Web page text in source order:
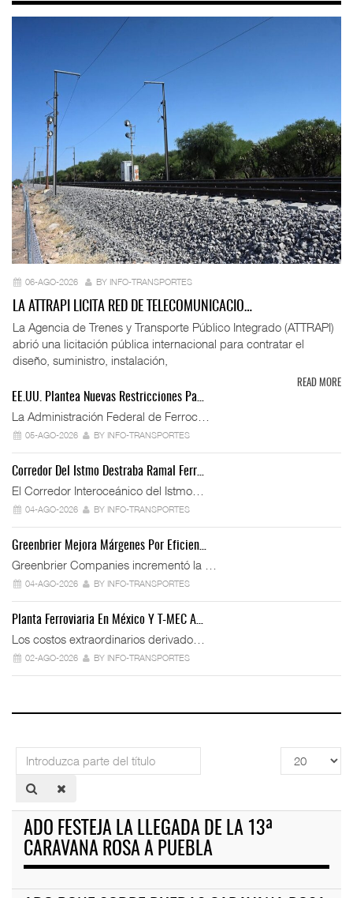
06-AGO-2026 BY INFO-TRANSPORTES
LA ATTRAPI LICITA RED DE TELECOMUNICACIO…
La Agencia de Trenes y Transporte Público Integrado (ATTRAPI)
abrió una licitación pública internacional para contratar el
diseño, suministro, instalación,
READ MORE
EE.UU. Plantea Nuevas Restricciones Pa…
La Administración Federal de Ferroc…
05-AGO-2026 BY INFO-TRANSPORTES
Corredor Del Istmo Destraba Ramal Ferr…
El Corredor Interoceánico del Istmo…
04-AGO-2026 BY INFO-TRANSPORTES
Greenbrier Mejora Márgenes Por Eficien…
Greenbrier Companies incrementó la …
04-AGO-2026 BY INFO-TRANSPORTES
Planta Ferroviaria En México Y T-MEC A…
Los costos extraordinarios derivado…
02-AGO-2026 BY INFO-TRANSPORTES
Introduzca
parte
del
Cantidad
a
ADO FESTEJA LA LLEGADA DE LA 13ª
CARAVANA ROSA A PUEBLA